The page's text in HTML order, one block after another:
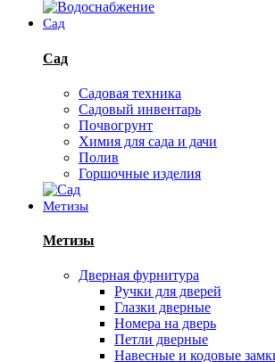
Сад
Сад
Садовая техника
Садовый инвентарь
Почвогрунт
Химия для сада и дачи
Полив
Горшочные изделия
Метизы
Метизы
Дверная фурнитура
Ручки для дверей
Глазки дверные
Номера на дверь
Петли дверные
Навесные и кодовые